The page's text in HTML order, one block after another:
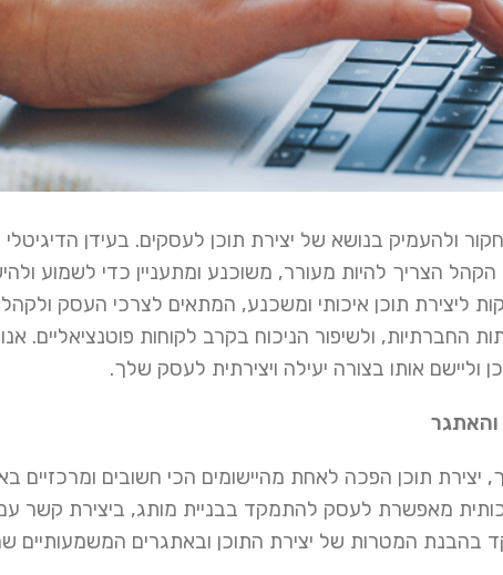
ולהעמיק בנושא של יצירת תוכן לעסקים. בעידן
הצריך להיות מעורר, משוכנע ומתעניין כדי לשמוע
ליצירת תוכן איכותי ומשכנע, המתאים לצרכי העסק
החברתיות, ולשיפור הניכוח בקרב לקוחות פוטנציאליים.
וליישם אותו בצורה יעילה ויצירתית לעסק שלך.
והאתגר
יצירת תוכן הפכה לאחת מהיישומים הכי חשובים ומרכזיים
מאפשרת לעסק להתמקד בבניית מותג, ביצירת קשר
בהבנת המטרות של יצירת התוכן ובאתגרים המשמעותיים